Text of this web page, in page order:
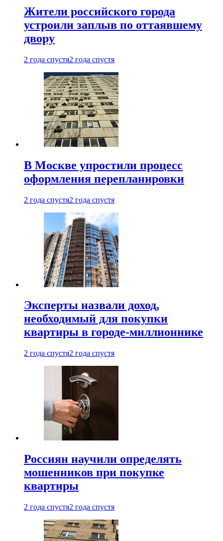
Жители российского города
устроили заплыв по оттаявшему
двору
2 года спустя2 года спустя
В Москве упростили процесс
оформления перепланировки
2 года спустя2 года спустя
Эксперты назвали доход,
необходимый для покупки
квартиры в городе-миллионнике
2 года спустя2 года спустя
Россиян научили определять
мошенников при покупке
квартиры
2 года спустя2 года спустя